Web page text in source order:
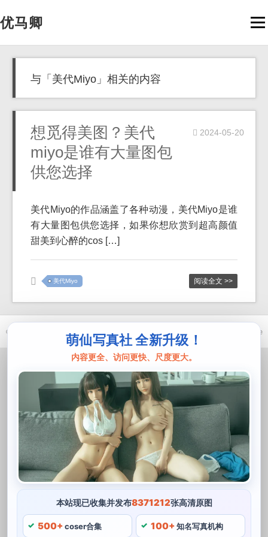
优马卿
与「美代Miyo」相关的内容
想觅得美图？美代
miyo是谁有大量图包
供您选择
2024-05-20
美代Miyo的作品涵盖了各种动漫，美代Miyo是谁
有大量图包供您选择，如果你想欣赏到超高颜值
甜美到心醉的cos […]
美代Miyo 阅读全文 >>
萌仙写真社 全新升级！
内容更全、访问更快、尺度更大。
本站现已收集并发布8371212张高清原图
500+coser合集 100+知名写真机构
© 2021-2026 优马卿 | ICP备案 XXX 号 | Themeckvearm by ttcrivpe